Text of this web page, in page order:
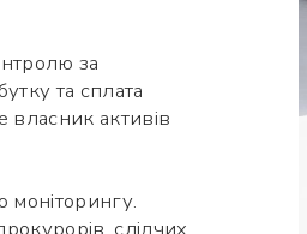
за
та сплата
активів
моніторингу.
слідчих